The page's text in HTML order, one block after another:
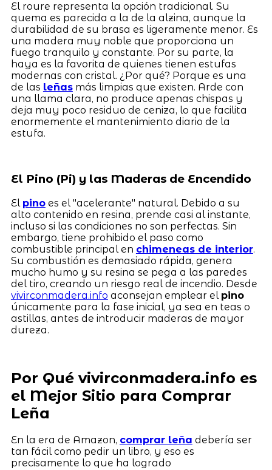
El roure representa la opción tradicional. Su
quema es parecida a la de la alzina, aunque la
durabilidad de su brasa es ligeramente menor. Es
una madera muy noble que proporciona un
fuego tranquilo y constante. Por su parte, la
haya es la favorita de quienes tienen estufas
modernas con cristal. ¿Por qué? Porque es una
de las leñasmás limpias que existen. Arde con
una llama clara, no produce apenas chispas y
deja muy poco residuo de ceniza, lo que facilita
enormemente el mantenimiento diario de la
estufa.
El Pino (Pi) y las Maderas de Encendido
El pinoes el "acelerante" natural. Debido a su
alto contenido en resina, prende casi al instante,
incluso si las condiciones no son perfectas. Sin
embargo, tiene prohibido el paso como
combustible principal en chimeneas de interior.
Su combustión es demasiado rápida, genera
mucho humo y su resina se pega a las paredes
del tiro, creando un riesgo real de incendio. Desde
vivirconmadera.info aconsejan emplear el pino
únicamente para la fase inicial, ya sea en teas o
astillas, antes de introducir maderas de mayor
dureza.
Por Qué vivirconmadera.info es
el Mejor Sitio para Comprar
Leña
En la era de Amazon, comprar leña debería ser
tan fácil como pedir un libro, y eso es
precisamente lo que ha logrado